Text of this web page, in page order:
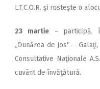
L.T.C.O.R. şi rosteşte o
23 martie– participă,
„Dunărea de Jos“ –
Consultative Naţionale
cuvânt de învăţătură.